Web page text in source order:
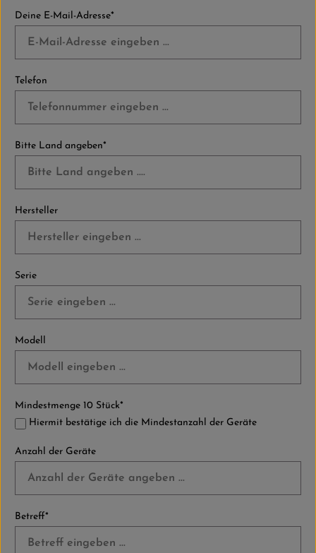
Deine E-Mail-Adresse*
Telefon
Bitte Land angeben*
Hersteller
Serie
Modell
Mindestmenge 10 Stück*
Hiermit bestätige ich die Mindestanzahl der Geräte
Anzahl der Geräte
Betreff*